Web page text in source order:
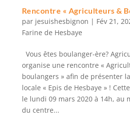
Rencontre « Agriculteurs &
par jesuishesbignon | Fév 21,
Farine de Hesbaye
Vous êtes boulanger-ère?
organise une rencontre «
boulangers » afin de présenter
locale « Epis de Hesbaye » !
le lundi 09 mars 2020 à 14h, au
du centre...